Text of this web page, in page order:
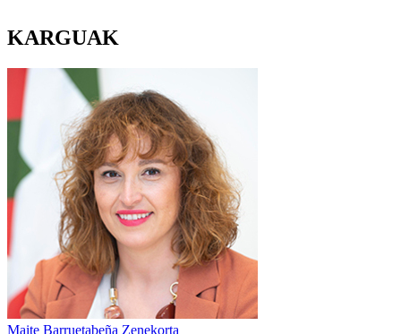
KARGUAK
Maite Barruetabeña Zenekorta